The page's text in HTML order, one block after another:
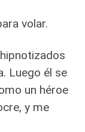
volar.
Luego él se
un héroe
y me